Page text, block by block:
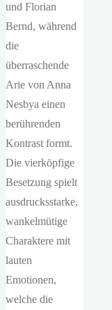
und Florian
Bernd, während
die
überraschende
Arie von Anna
Nesbya einen
berührenden
Kontrast formt.
Die vierköpfige
Besetzung spielt
ausdrucksstarke,
wankelmütige
Charaktere mit
lauten
Emotionen,
welche die